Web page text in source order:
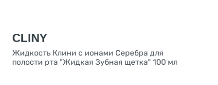
CLINY
Жидкость Клини с ионами Серебра для
полости рта "Жидкая Зубная щетка" 100 мл